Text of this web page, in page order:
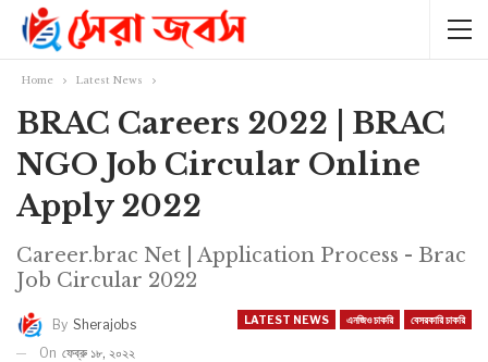
Home Latest News
BRAC Careers 2022 | BRAC
NGO Job Circular Online
Apply 2022
Career.brac Net | Application Process - Brac
Job Circular 2022
LATEST NEWS এনজিও চাকরি বেসরকারি চাকরি
By Sherajobs
On ফেব্রু ১৮, ২০২২